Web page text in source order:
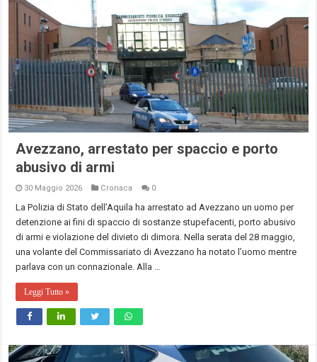
Avezzano, arrestato per spaccio e porto
abusivo di armi
30 Maggio 2026 Cronaca 0
La Polizia di Stato dell’Aquila ha arrestato ad Avezzano un uomo per
detenzione ai fini di spaccio di sostanze stupefacenti, porto abusivo
di armi e violazione del divieto di dimora. Nella serata del 28 maggio,
una volante del Commissariato di Avezzano ha notato l’uomo mentre
parlava con un connazionale. Alla …
Leggi Tutto »